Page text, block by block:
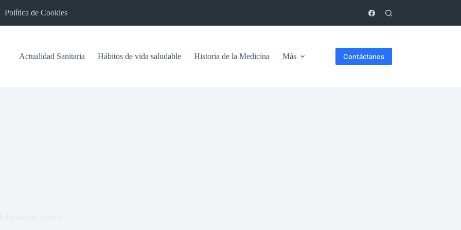
Política de Cookies
Actualidad Sanitaria Hábitos de vida saludable Historia de la Medicina Más Contáctanos